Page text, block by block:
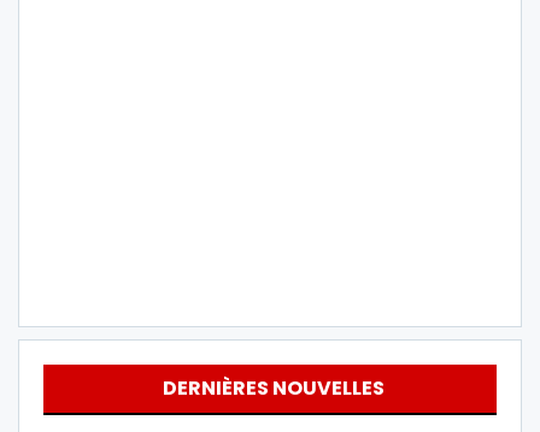
DERNIÈRES NOUVELLES